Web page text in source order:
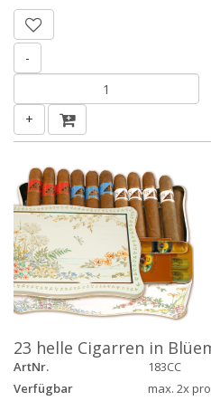
-
+
23 helle Cigarren in
ArtNr.
183CC
Verfügbar
max. 2x